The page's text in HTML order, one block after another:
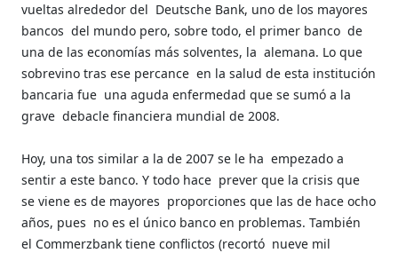
vueltas alrededor del Deutsche Bank, uno de los mayores
bancos del mundo pero, sobre todo, el primer banco de
una de las economías más solventes, la alemana. Lo que
sobrevino tras ese percance en la salud de esta institución
bancaria fue una aguda enfermedad que se sumó a la
grave debacle financiera mundial de 2008.
Hoy, una tos similar a la de 2007 se le ha empezado a
sentir a este banco. Y todo hace prever que la crisis que
se viene es de mayores proporciones que las de hace ocho
años, pues no es el único banco en problemas. También
el Commerzbank tiene conflictos (recortó nueve mil